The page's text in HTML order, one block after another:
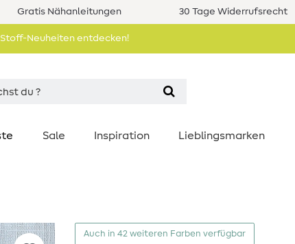
Gratis Nähanleitungen 30 Tage Widerrufsrecht
Stoff-Neuheiten entdecken!
Sale Inspiration Lieblingsmarken
Auch in 42 weiteren Farben verfügbar